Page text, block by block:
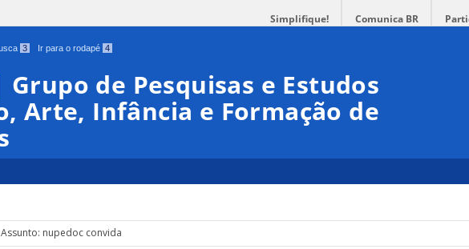
Simplifique! Comunica BR
3 Ir para o rodapé 4
Grupo de Pesquisas e Estudos
Arte, Infância e Formação de
Assunto: nupedoc convida